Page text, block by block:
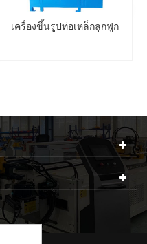
เครื่องขึ้นรูปท่อเหล็กลูกฟูก